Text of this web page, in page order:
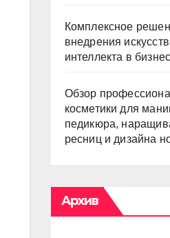
Комплексное
внедрения
интеллекта в
Обзор
косметики для
педикюра,
ресниц и дизайна
Архив